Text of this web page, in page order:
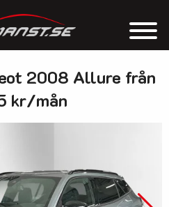
2008 Allure från
kr/mån